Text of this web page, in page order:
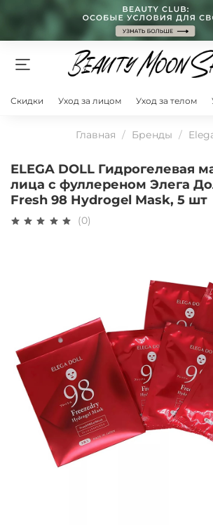
Скидки Уход за лицом Уход за телом
Главная Бренды
ELEGA DOLL Гидрогелевая
лица с фуллереном Элега
Fresh 98 Hydrogel Mask, 5 шт
(0)